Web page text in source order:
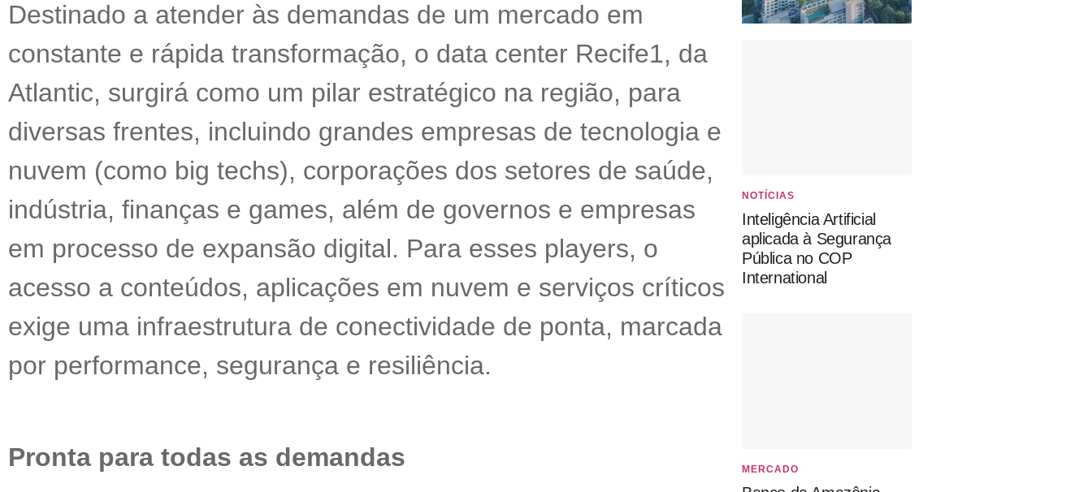
Destinado a atender às demandas de um mercado em
constante e rápida transformação, o data center Recife1, da
Atlantic, surgirá como um pilar estratégico na região, para
diversas frentes, incluindo grandes empresas de tecnologia e
nuvem (como big techs), corporações dos setores de saúde,
indústria, finanças e games, além de governos e empresas
em processo de expansão digital. Para esses players, o
acesso a conteúdos, aplicações em nuvem e serviços críticos
exige uma infraestrutura de conectividade de ponta, marcada
por performance, segurança e resiliência.
Pronta para todas as demandas
NOTÍCIAS
Inteligência Artificial
aplicada à Segurança
Pública no COP
International
MERCADO